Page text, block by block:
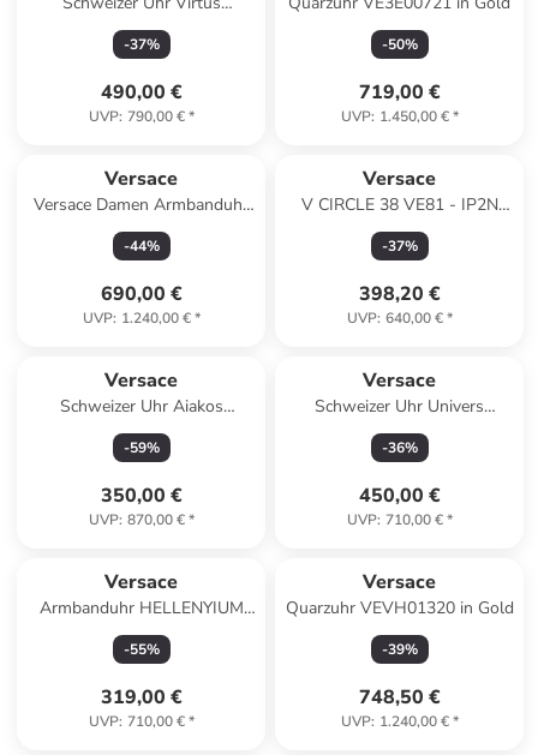
Rosagoldfarben in blau
-37%
490,00 €
UVP: 790,00 €*
-50%
719,00 €
UVP: 1.450,00 €*
Versace
Versace Damen Armbanduhr
38 mm Armband Edelstahl
MEDUSA INFINITE in silber
-44%
690,00 €
UVP: 1.240,00 €*
Versace
V CIRCLE 38 VE81 - IP2N
CASE 38MM - THICKNESS
MM - WR in rot
-37%
398,20 €
UVP: 640,00 €*
Versace
Schweizer Uhr Aiakos
Silberfarben in silber
-59%
350,00 €
UVP: 870,00 €*
Versace
Schweizer Uhr Univers
silberfarben in braun
-36%
450,00 €
UVP: 710,00 €*
Versace
Armbanduhr HELLENYIUM
VE2S00122 in blau
-55%
319,00 €
UVP: 710,00 €*
Versace
Quarzuhr VEVH01320 in Gold
-39%
748,50 €
UVP: 1.240,00 €*